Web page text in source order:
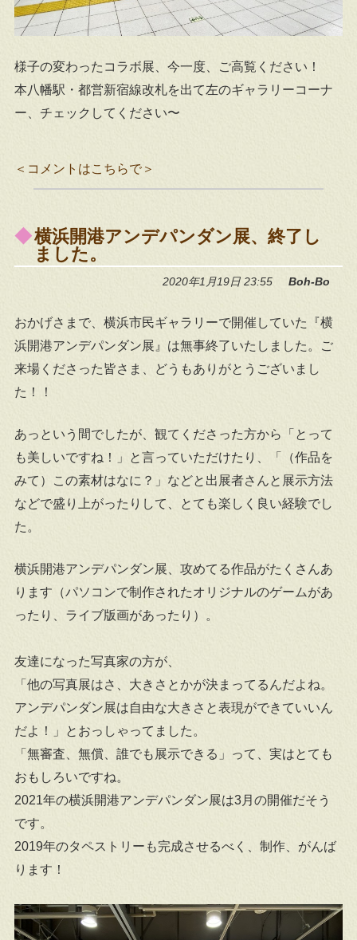
様子の変わったコラボ展、今一度、ご高覧ください！
本八幡駅・都営新宿線改札を出て左のギャラリーコーナ
ー、チェックしてください〜
＜コメントはこちらで＞
横浜開港アンデパンダン展、終了し
ました。
2020年1月19日 23:55 Boh-Bo
おかげさまで、横浜市民ギャラリーで開催していた『横
浜開港アンデパンダン展』は無事終了いたしました。ご
来場くださった皆さま、どうもありがとうございまし
た！！
あっという間でしたが、観てくださった方から「とって
も美しいですね！」と言っていただけたり、「（作品を
みて）この素材はなに？」などと出展者さんと展示方法
などで盛り上がったりして、とても楽しく良い経験でし
た。
横浜開港アンデパンダン展、攻めてる作品がたくさんあ
ります（パソコンで制作されたオリジナルのゲームがあ
ったり、ライブ版画があったり）。
友達になった写真家の方が、
「他の写真展はさ、大きさとかが決まってるんだよね。
アンデパンダン展は自由な大きさと表現ができていいん
だよ！」とおっしゃってました。
「無審査、無償、誰でも展示できる」って、実はとても
おもしろいですね。
2021年の横浜開港アンデパンダン展は3月の開催だそう
です。
2019年のタペストリーも完成させるべく、制作、がんば
ります！